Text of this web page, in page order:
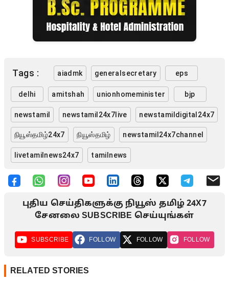
Tags : aiadmk generalsecretary eps
delhi amitshah unionhomeminister bjp
newstamil newstamil24x7live newstamildigital24x7
நியூஸ்தமிழ்24x7 நியூஸ்தமிழ் newstamil24x7channel
livetamilnews24x7 tamilnews
புதிய செய்திகளுக்கு நியூஸ் தமிழ் 24X7
சேனலை SUBSCRIBE செய்யுங்கள்
SUBSCRIBE FOLLOW FOLLOW FOLLOW
RELATED STORIES